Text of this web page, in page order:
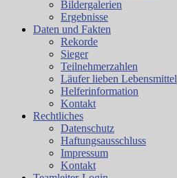
Bildergalerien
Ergebnisse
Daten und Fakten
Rekorde
Sieger
Teilnehmerzahlen
Läufer lieben Lebensmittel
Helferinformation
Kontakt
Rechtliches
Datenschutz
Haftungsausschluss
Impressum
Kontakt